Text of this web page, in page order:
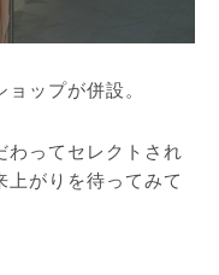
ップが併設。
わってセレクトされ
上がりを待ってみて